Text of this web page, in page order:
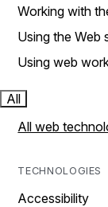
Working with
Using the Web
Using web
All
All web
TECHNOLOGIES
Accessibility